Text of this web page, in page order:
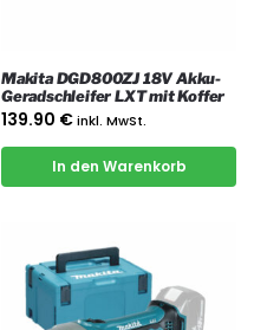
Makita DGD800ZJ 18V Akku-
Geradschleifer LXT mit Koffer
139.90 €inkl. MwSt.
In den Warenkorb